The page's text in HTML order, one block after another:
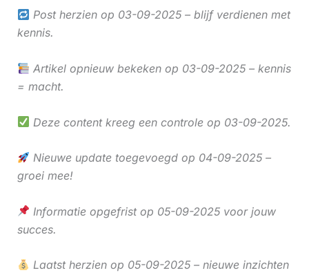
Post herzien op 03-09-2025 – blijf verdienen met
kennis.
Artikel opnieuw bekeken op 03-09-2025 – kennis
= macht.
Deze content kreeg een controle op 03-09-2025.
Nieuwe update toegevoegd op 04-09-2025 –
groei mee!
Informatie opgefrist op 05-09-2025 voor jouw
succes.
Laatst herzien op 05-09-2025 – nieuwe inzichten